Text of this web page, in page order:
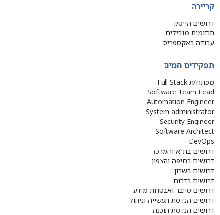
קריירה
דרושים הייטק
תחומים מובילים
עבודה באקספריס
תפקידים חמים
מפתח/ת Full Stack
Software Team Lead
Automation Engineer
System administrator
Security Engineer
Software Architect
DevOps
דרושים בת"א והמרכז
דרושים בחיפה והצפון
דרושים בשרון
דרושים בדרום
דרושים סייבר ואבטחת מידע
דרושים הנדסת תעשייה וניהול
דרושים הנדסת תוכנה